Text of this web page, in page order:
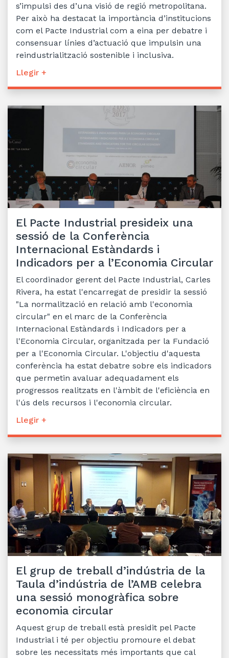
s’impulsi des d’una visió de regió metropolitana.
Per això ha destacat la importància d’institucions
com el Pacte Industrial com a eina per debatre i
consensuar línies d’actuació que impulsin una
reindustrialització sostenible i inclusiva.
Llegir +
El Pacte Industrial presideix una
sessió de la Conferència
Internacional Estàndards i
Indicadors per a l’Economia Circular
El coordinador gerent del Pacte Industrial, Carles
Rivera, ha estat l'encarregat de presidir la sessió
"La normalització en relació amb l'economia
circular" en el marc de la Conferència
Internacional Estàndards i Indicadors per a
l'Economia Circular, organitzada per la Fundació
per a l'Economia Circular. L'objectiu d'aquesta
conferència ha estat debatre sobre els indicadors
que permetin avaluar adequadament els
progressos realitzats en l'àmbit de l'eficiència en
l'ús dels recursos i l'economia circular.
Llegir +
El grup de treball d’indústria de la
Taula d’indústria de l’AMB celebra
una sessió monogràfica sobre
economia circular
Aquest grup de treball està presidit pel Pacte
Industrial i té per objectiu promoure el debat
sobre les necessitats més importants que cal